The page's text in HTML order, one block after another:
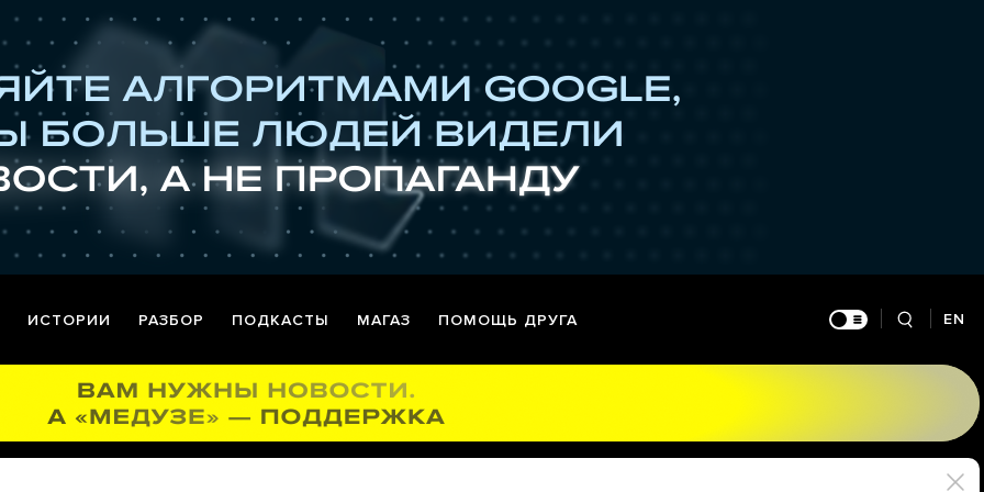
ИСТОРИИ РАЗБОР ПОДКАСТЫ МАГАЗ ПОМОЩЬ ДРУГА EN